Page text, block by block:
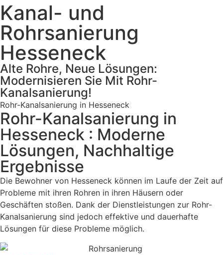
Kanal- und
Rohrsanierung
Hesseneck
Alte Rohre, Neue Lösungen:
Modernisieren Sie Mit Rohr-
Kanalsanierung!
Rohr-Kanalsanierung in Hesseneck
Rohr-Kanalsanierung in
Hesseneck : Moderne
Lösungen, Nachhaltige
Ergebnisse
Die Bewohner von Hesseneck können im Laufe der Zeit auf
Probleme mit ihren Rohren in ihren Häusern oder
Geschäften stoßen. Dank der Dienstleistungen zur Rohr-
Kanalsanierung sind jedoch effektive und dauerhafte
Lösungen für diese Probleme möglich.